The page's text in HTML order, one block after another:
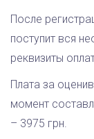
После
поступит вся
реквизиты
Плата за
момент
– 3975 грн.